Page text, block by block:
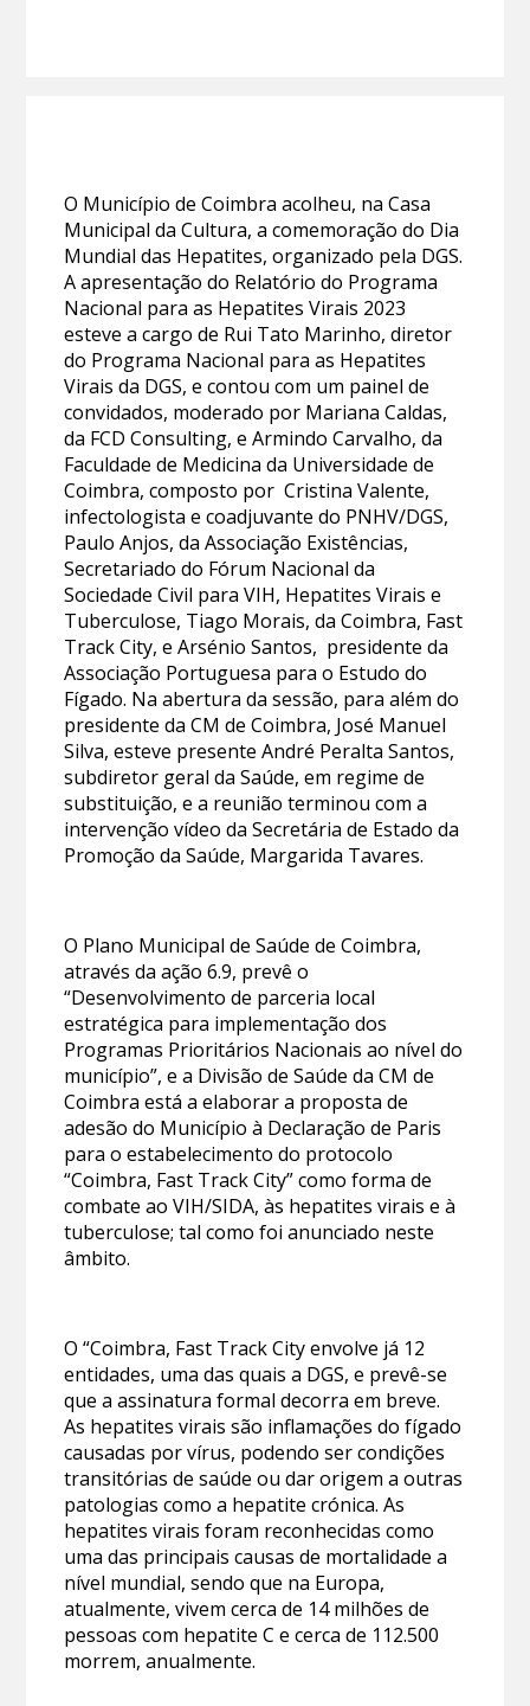
O Município de Coimbra acolheu, na Casa
Municipal da Cultura, a comemoração do Dia
Mundial das Hepatites, organizado pela DGS.
A apresentação do Relatório do Programa
Nacional para as Hepatites Virais 2023
esteve a cargo de Rui Tato Marinho, diretor
do Programa Nacional para as Hepatites
Virais da DGS, e contou com um painel de
convidados, moderado por Mariana Caldas,
da FCD Consulting, e Armindo Carvalho, da
Faculdade de Medicina da Universidade de
Coimbra, composto por Cristina Valente,
infectologista e coadjuvante do PNHV/DGS,
Paulo Anjos, da Associação Existências,
Secretariado do Fórum Nacional da
Sociedade Civil para VIH, Hepatites Virais e
Tuberculose, Tiago Morais, da Coimbra, Fast
Track City, e Arsénio Santos, presidente da
Associação Portuguesa para o Estudo do
Fígado. Na abertura da sessão, para além do
presidente da CM de Coimbra, José Manuel
Silva, esteve presente André Peralta Santos,
subdiretor geral da Saúde, em regime de
substituição, e a reunião terminou com a
intervenção vídeo da Secretária de Estado da
Promoção da Saúde, Margarida Tavares.
O Plano Municipal de Saúde de Coimbra,
através da ação 6.9, prevê o
“Desenvolvimento de parceria local
estratégica para implementação dos
Programas Prioritários Nacionais ao nível do
município”, e a Divisão de Saúde da CM de
Coimbra está a elaborar a proposta de
adesão do Município à Declaração de Paris
para o estabelecimento do protocolo
“Coimbra, Fast Track City” como forma de
combate ao VIH/SIDA, às hepatites virais e à
tuberculose; tal como foi anunciado neste
âmbito.
O “Coimbra, Fast Track City envolve já 12
entidades, uma das quais a DGS, e prevê-se
que a assinatura formal decorra em breve.
As hepatites virais são inflamações do fígado
causadas por vírus, podendo ser condições
transitórias de saúde ou dar origem a outras
patologias como a hepatite crónica. As
hepatites virais foram reconhecidas como
uma das principais causas de mortalidade a
nível mundial, sendo que na Europa,
atualmente, vivem cerca de 14 milhões de
pessoas com hepatite C e cerca de 112.500
morrem, anualmente.